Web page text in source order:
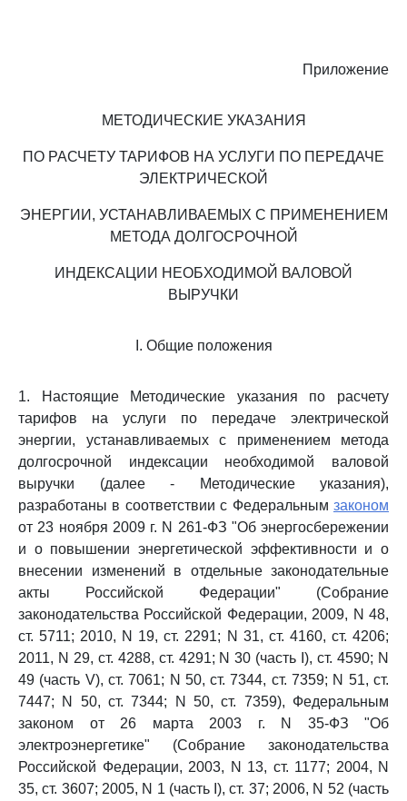
Приложение
МЕТОДИЧЕСКИЕ УКАЗАНИЯ
ПО РАСЧЕТУ ТАРИФОВ НА УСЛУГИ ПО ПЕРЕДАЧЕ
ЭЛЕКТРИЧЕСКОЙ
ЭНЕРГИИ, УСТАНАВЛИВАЕМЫХ С ПРИМЕНЕНИЕМ
МЕТОДА ДОЛГОСРОЧНОЙ
ИНДЕКСАЦИИ НЕОБХОДИМОЙ ВАЛОВОЙ
ВЫРУЧКИ
I. Общие положения
1. Настоящие Методические указания по расчету
тарифов на услуги по передаче электрической
энергии, устанавливаемых с применением метода
долгосрочной индексации необходимой валовой
выручки (далее - Методические указания),
разработаны в соответствии с Федеральным законом
от 23 ноября 2009 г. N 261-ФЗ "Об энергосбережении
и о повышении энергетической эффективности и о
внесении изменений в отдельные законодательные
акты Российской Федерации" (Собрание
законодательства Российской Федерации, 2009, N 48,
ст. 5711; 2010, N 19, ст. 2291; N 31, ст. 4160, ст. 4206;
2011, N 29, ст. 4288, ст. 4291; N 30 (часть I), ст. 4590; N
49 (часть V), ст. 7061; N 50, ст. 7344, ст. 7359; N 51, ст.
7447; N 50, ст. 7344; N 50, ст. 7359), Федеральным
законом от 26 марта 2003 г. N 35-ФЗ "Об
электроэнергетике" (Собрание законодательства
Российской Федерации, 2003, N 13, ст. 1177; 2004, N
35, ст. 3607; 2005, N 1 (часть I), ст. 37; 2006, N 52 (часть